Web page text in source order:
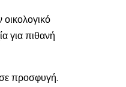
για πιθανή
σε προσφυγή.